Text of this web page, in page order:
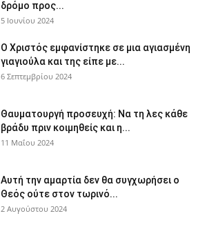
δρόμο προς...
5 Ιουνίου 2024
Ο Χριστός εμφανίστηκε σε μια αγιασμένη
γιαγιούλα και της είπε με...
6 Σεπτεμβρίου 2024
Θαυματουργή προσευχή: Να τη λες κάθε
βράδυ πριν κοιμηθείς και η...
11 Μαΐου 2024
Αυτή την αμαρτία δεν θα συγχωρήσει ο
Θεός ούτε στον τωρινό...
2 Αυγούστου 2024